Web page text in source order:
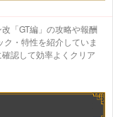
「GT編」の攻略や報酬
・特性を紹介していま
認して効率よくクリア